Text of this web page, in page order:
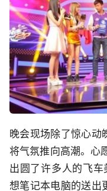
晚会现场除了惊心动
将气氛推向高潮。心
出圆了许多人的飞
想笔记本电脑的送出